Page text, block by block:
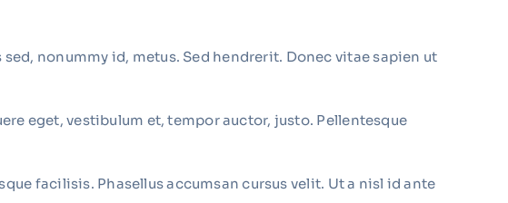
nonummy id, metus. Sed hendrerit. Donec vitae sapien ut
eget, vestibulum et, tempor auctor, justo. Pellentesque
facilisis. Phasellus accumsan cursus velit. Ut a nisl id ante